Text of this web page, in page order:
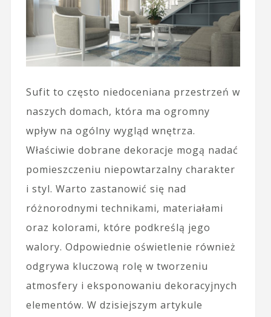
Sufit to często niedoceniana przestrzeń w
naszych domach, która ma ogromny
wpływ na ogólny wygląd wnętrza.
Właściwie dobrane dekoracje mogą nadać
pomieszczeniu niepowtarzalny charakter
i styl. Warto zastanowić się nad
różnorodnymi technikami, materiałami
oraz kolorami, które podkreślą jego
walory. Odpowiednie oświetlenie również
odgrywa kluczową rolę w tworzeniu
atmosfery i eksponowaniu dekoracyjnych
elementów. W dzisiejszym artykule